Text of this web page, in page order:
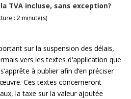
TVA incluse, sans exception?
: 2 minute(s)
sur la suspension des délais,
vers les textes d'application que
à publier afin d’en préciser
Ces textes concerneront
la taxe sur la valeur ajoutée